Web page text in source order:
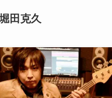
田克久